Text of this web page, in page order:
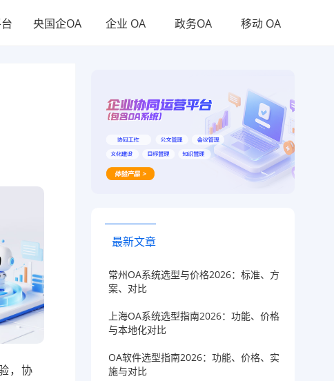
央国企OA 企业 OA 政务OA 移动 OA
，协
最新文章
常州OA系统选型与价格2026：标准、方
案、对比
上海OA系统选型指南2026：功能、价格
与本地化对比
OA软件选型指南2026：功能、价格、实
施与对比